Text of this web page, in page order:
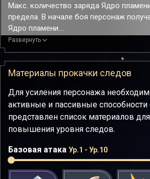
Макс. количество заряда Ядро
предела. В начале боя персонаж
Ядро пламени.
Выполнение атаки умения «Основы:
звезды» дополнительно наносит
наибольшим НР истинный урон,
количества урона текущей атаки.
Развернуть
Материалы прокачки следов
Для усиления персонажа
активные и пассивные
представлен список материалов
повышения уровня следов.
Базовая атака Ур.1 - Ур.10